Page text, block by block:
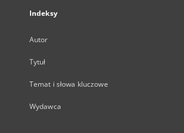
Indeksy
Autor
Tytuł
Temat i słowa kluczowe
Wydawca